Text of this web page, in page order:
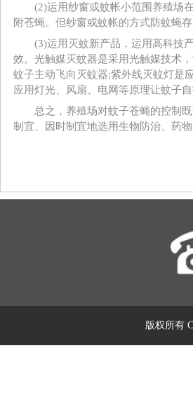
(2)运用纱窗或蚊帐小范围养殖场在
附苍蝇。但纱窗或蚊帐的方式防蚊蝇
(3)运用灭蚊新产品，运用高科技产
效。光触媒灭蚊器是采用光触媒技术
蚊子主动飞向灭蚊器;紫外线灭蚊灯是
应用灯光、风扇、电网等原理让蚊子自
总之，养殖场对蚊子苍蝇的控制既
制宜、因时制宜地选用生物防治、药
版权所有